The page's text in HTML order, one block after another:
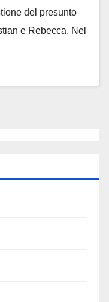
del presunto
e Rebecca. Nel